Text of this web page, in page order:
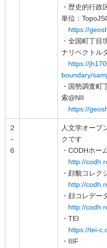
・歴史的行
単位：
https://
・全国町丁
ナリベクトル
https://
boundary/
・国勢調査町
索@NII
https://
２
－
６
人文学オープ
クです
・CODHホー
http://
・顔貌コレク
http://
・顔コレデー
http://
・TEI
https://tei-
・IIIF